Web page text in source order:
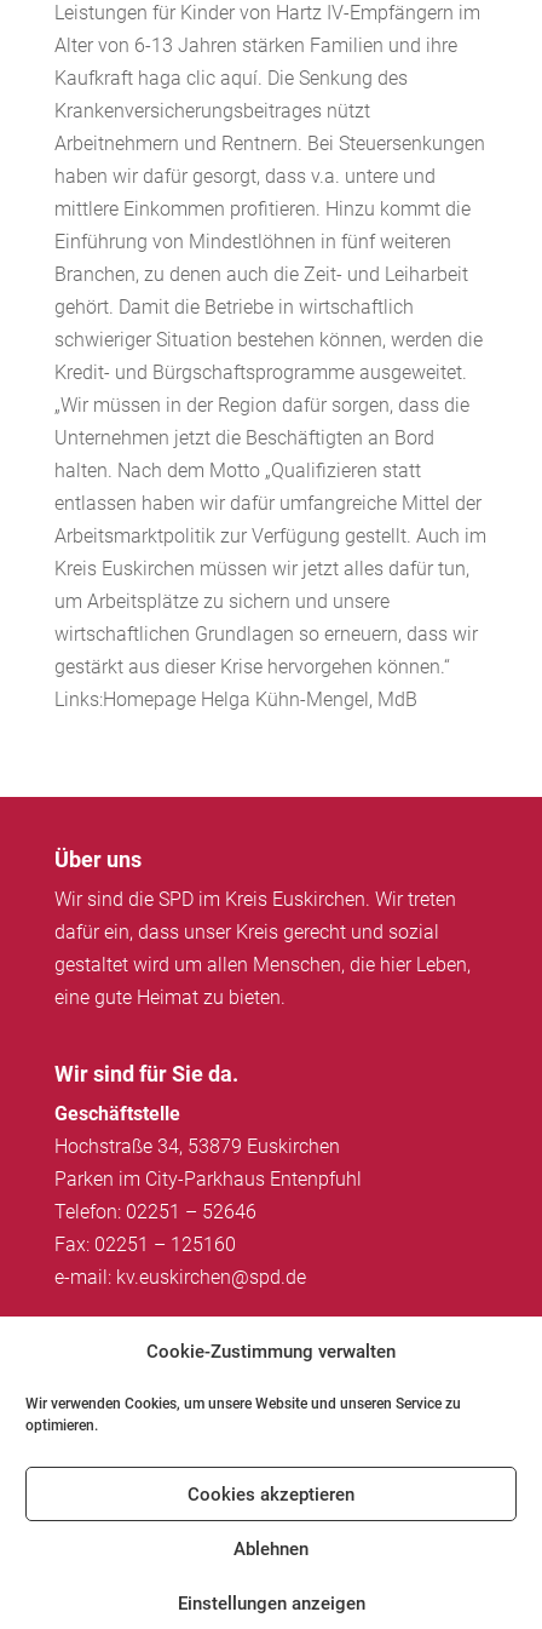
Cookie-Zustimmung verwalten
Wir verwenden Cookies, um unsere Website und unseren Service zu
optimieren.
Cookies akzeptieren
Ablehnen
Einstellungen anzeigen
Leistungen für Kinder von Hartz IV-Empfängern im
Alter von 6-13 Jahren stärken Familien und ihre
Kaufkraft haga clic aquí. Die Senkung des
Krankenversicherungsbeitrages nützt
Arbeitnehmern und Rentnern. Bei Steuersenkungen
haben wir dafür gesorgt, dass v.a. untere und
mittlere Einkommen profitieren. Hinzu kommt die
Einführung von Mindestlöhnen in fünf weiteren
Branchen, zu denen auch die Zeit- und Leiharbeit
gehört. Damit die Betriebe in wirtschaftlich
schwieriger Situation bestehen können, werden die
Kredit- und Bürgschaftsprogramme ausgeweitet.
„Wir müssen in der Region dafür sorgen, dass die
Unternehmen jetzt die Beschäftigten an Bord
halten. Nach dem Motto „Qualifizieren statt
entlassen haben wir dafür umfangreiche Mittel der
Arbeitsmarktpolitik zur Verfügung gestellt. Auch im
Kreis Euskirchen müssen wir jetzt alles dafür tun,
um Arbeitsplätze zu sichern und unsere
wirtschaftlichen Grundlagen so erneuern, dass wir
gestärkt aus dieser Krise hervorgehen können.“
Links:Homepage Helga Kühn-Mengel, MdB
Über uns
Wir sind die SPD im Kreis Euskirchen. Wir treten
dafür ein, dass unser Kreis gerecht und sozial
gestaltet wird um allen Menschen, die hier Leben,
eine gute Heimat zu bieten.
Wir sind für Sie da.
Geschäftstelle
Hochstraße 34, 53879 Euskirchen
Parken im City-Parkhaus Entenpfuhl
Telefon: 02251 – 52646
Fax: 02251 – 125160
e-mail: kv.euskirchen@spd.de
Impressum Datenschutz
Cookie-Richtlinie (EU)